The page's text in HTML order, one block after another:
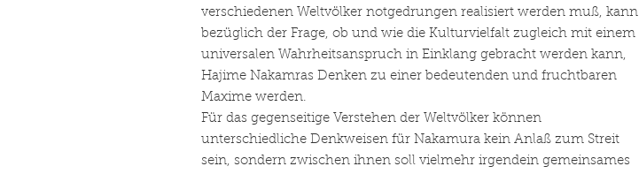
verschiedenen Weltvölker notgedrungen realisiert werden muß, kann
bezüglich der Frage, ob und wie die Kulturvielfalt zugleich mit einem
universalen Wahrheitsanspruch in Einklang gebracht werden kann,
Hajime Nakamras Denken zu einer bedeutenden und fruchtbaren
Maxime werden.
Für das gegenseitige Verstehen der Weltvölker können
unterschiedliche Denkweisen für Nakamura kein Anlaß zum Streit
sein, sondern zwischen ihnen soll vielmehr irgendein gemeinsames